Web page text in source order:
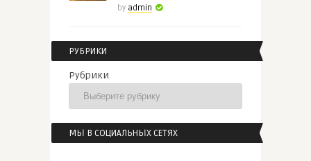
by admin
РУБРИКИ
Рубрики
МЫ В СОЦИАЛЬНЫХ СЕТЯХ